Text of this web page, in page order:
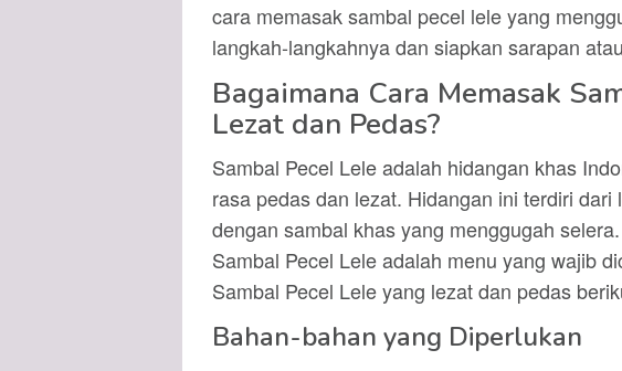
cara memasak sambal pecel lele yang
langkah-langkahnya dan siapkan sarapan
Bagaimana Cara Memasak
Lezat dan Pedas?
Sambal Pecel Lele adalah hidangan khas
rasa pedas dan lezat. Hidangan ini terdiri
dengan sambal khas yang menggugah
Sambal Pecel Lele adalah menu yang wajib
Sambal Pecel Lele yang lezat dan pedas
Bahan-bahan yang Diperlukan